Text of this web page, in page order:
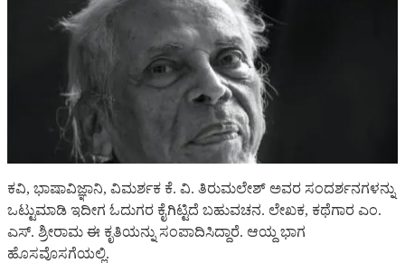
ಕವಿ, ಭಾಷಾವಿಜ್ಞಾನಿ, ವಿಮರ್ಶಕ ಕೆ. ವಿ. ತಿರುಮಲೇಶ್‌ ಅವರ ಸಂದರ್ಶನಗಳನ್ನು
ಒಟ್ಟುಮಾಡಿ ಇದೀಗ ಓದುಗರ ಕೈಗಿಟ್ಟಿದೆ ಬಹುವಚನ. ಲೇಖಕ, ಕಥೆಗಾರ ಎಂ.
ಎಸ್‌. ಶ್ರೀರಾಮ ಈ ಕೃತಿಯನ್ನು ಸಂಪಾದಿಸಿದ್ದಾರೆ. ಆಯ್ದ ಭಾಗ
ಹೊಸವೊಸಗೆಯಲ್ಲಿ.